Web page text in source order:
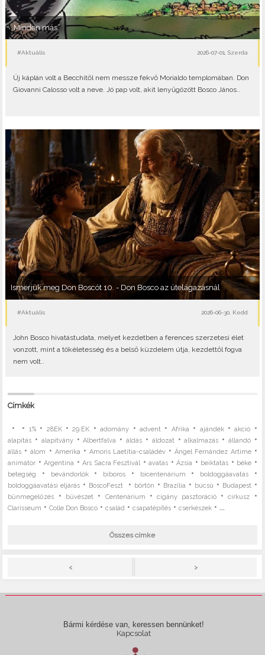
„Minden más”
#Aktuális 2026-07-01, Szerda
Új káplán volt a Becchitől nem messze fekvő Morialdo templomában. Don
Giovanni Calosso volt a neve. Jó pap volt, akit lenyűgözött Bosco János..
Ismerjük meg Don Boscót 10. - Don Bosco az útelágazásnál
#Aktuális 2026-06-30, Kedd
John Bosco hivatástudata, melyet kezdetben a ferences szerzetesi élet
vonzott, mint a tökéletesség és a belső küzdelem útja, kezdettől fogva
nem volt..
Címkék
• • 1%• 28EK•29.EK •adomány •advent • Afrika • ajándék•akció •
alapítás • alapítvány•Albertfalva •áldás • áldozat •alkalmazás • állandó•
állás •álom • Amerika • Amoris Laetitia-családév •Ángel Fernández Artime•
animátor •Argentína •Ars Sacra Fesztivál •avatás •Ázsia • beiktatás • béke •
betegség • bevándorlók• bíboros • bicentenárium • boldoggáavatás•
boldoggáavatási eljárás • BoscoFeszt • börtön • Brazília • búcsú • Budapest •
bűnmegelőzés • bűvészet • Centenárium •cigány pasztoráció•cirkusz •
Clarisseum •Colle Don Bosco •család •csapatépítés •cserkészek • ...
Összes címke
< >
Bármi kérdése van, keressen bennünket!
Kapcsolat